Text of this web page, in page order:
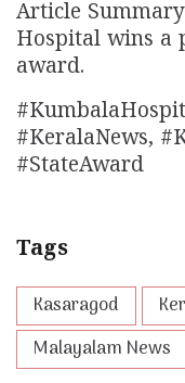
Article
Hospital wins a
award.
#KeralaNews,
#StateAward
Tags
Kasaragod
Malayalam News